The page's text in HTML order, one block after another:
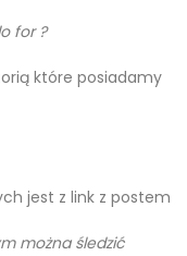
for ?
które posiadamy
jest z link z postem
można śledzić